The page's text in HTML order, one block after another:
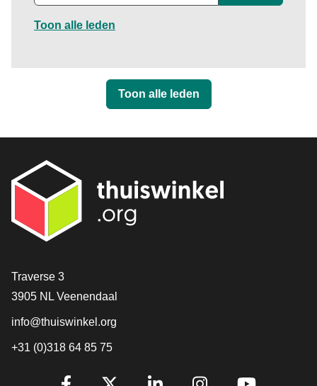
Toon alle leden
Toon alle leden
Contact
Traverse 3
3905 NL Veenendaal
info@thuiswinkel.org
+31 (0)318 64 85 75
Volg je ons al?